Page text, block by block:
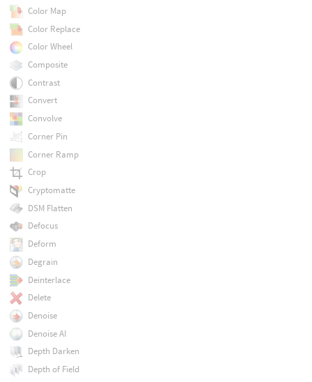
Color Map
Color Replace
Color Wheel
Composite
Contrast
Convert
Convolve
Corner Pin
Corner Ramp
Crop
Cryptomatte
DSM Flatten
Defocus
Deform
Degrain
Deinterlace
Delete
Denoise
Denoise AI
Depth Darken
Depth of Field